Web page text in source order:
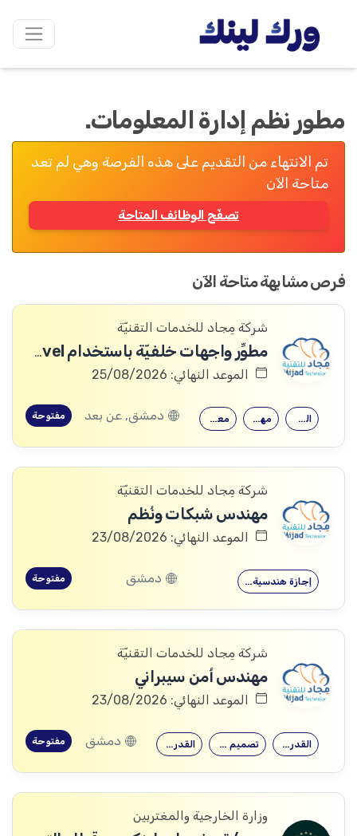
مطور نظم إدارة المعلومات.
تم الانتهاء من التقديم على هذه الفرصة وهي لم تعد
متاحة الآن
تصفّح الوظائف المتاحة
فرص مشابهة متاحة الآن
شركة مِجاد للخدمات التقنيّة
مطوِّر واجهات خلفيّة باستخدام Laravel
الموعد النهائي: 25/08/2026
معرفة جيدة… مهارات قوية… القدرة على… دمشق, عن بعد مفتوحة
شركة مِجاد للخدمات التقنيّة
مهندس شبكات ونُظم
الموعد النهائي: 23/08/2026
إجازة هندسية… دمشق مفتوحة
شركة مِجاد للخدمات التقنيّة
مهندس أمن سيبراني
الموعد النهائي: 23/08/2026
القدرة على… تصميم وتنفيذ… القدرة على… دمشق مفتوحة
وزارة الخارجية والمغتربين